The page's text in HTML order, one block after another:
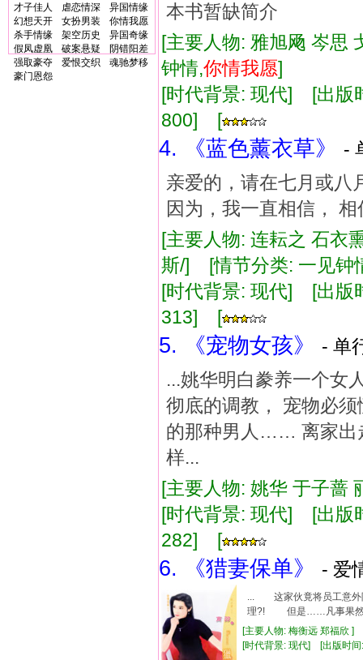
才子佳人
虐恋情深
异国情缘
幻想天开
女扮男装
你情我愿
杀手情缘
架空历史
异国奇缘
假凤虚凰
破案悬疑
阴错阳差
强取豪夺
爱恨交织
魂驰梦移
豪门恩怨
本书暂缺简介
[主要人物: 雅旭飏 岑
钟情,你情我愿]
[时代背景: 现代] [出
800] [
4. 《蓝色薰衣草》
-
亲爱的，请在七月或八
因为，我一直相信，
[主要人物: 连耘之 石衣
斯/] [情节分类: 一见钟
[时代背景: 现代] [出
313] [
5. 《宠物女孩》
- 单
...姚华明白豢养一个女
彻底的调教， 宠物必
的那种男人…… 离家出
样...
[主要人物: 姚华 于子
[时代背景: 现代] [出
282] [
6. 《猎妻保单》 - 爱
... 这家伙竟将员工意外
理?! 但是……凡事果然都
[主要人物: 梅衡远 郑福欣
[时代背景: 现代] [出版时